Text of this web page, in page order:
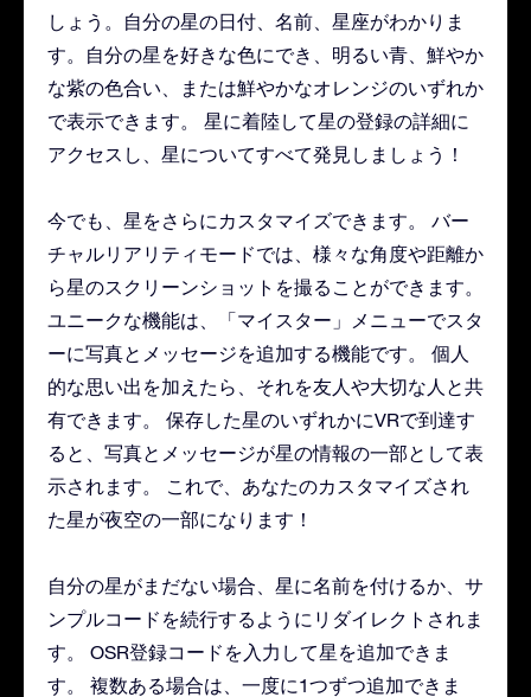
しょう。自分の星の日付、名前、星座がわかりま
す。自分の星を好きな色にでき、明るい青、鮮やか
な紫の色合い、または鮮やかなオレンジのいずれか
で表示できます。 星に着陸して星の登録の詳細に
アクセスし、星についてすべて発見しましょう！
今でも、星をさらにカスタマイズできます。 バー
チャルリアリティモードでは、様々な角度や距離か
ら星のスクリーンショットを撮ることができます。
ユニークな機能は、「マイスター」メニューでスタ
ーに写真とメッセージを追加する機能です。 個人
的な思い出を加えたら、それを友人や大切な人と共
有できます。 保存した星のいずれかにVRで到達す
ると、写真とメッセージが星の情報の一部として表
示されます。 これで、あなたのカスタマイズされ
た星が夜空の一部になります！
自分の星がまだない場合、星に名前を付けるか、サ
ンプルコードを続行するようにリダイレクトされま
す。 OSR登録コードを入力して星を追加できま
す。 複数ある場合は、一度に1つずつ追加できま